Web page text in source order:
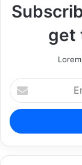
get
E
n
r
z